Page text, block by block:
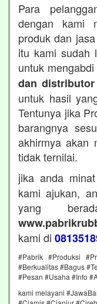
Para
dengan kami
produk dan
itu kami sudah
untuk
dan distributor
untuk hasil
Tentunya jika
barangnya
akhirmya akan
tidak ternilai.
jika anda
kami ajukan,
yang
kami di
#Pabrik #Produksi
#Berkualitas #Bagus
#Pesan #Usaha #Info
kami melayani